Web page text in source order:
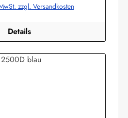
zzgl. Versandkosten
Details